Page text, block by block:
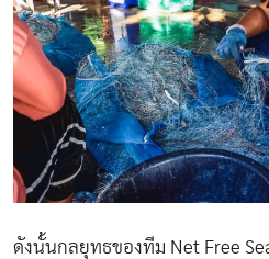
ดังนั้นกลยุทธของทีม Net Free